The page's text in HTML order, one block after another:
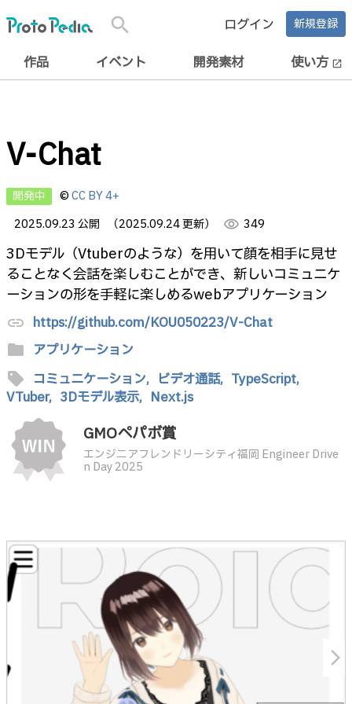
search ログイン 新規登録
作品 イベント 開発素材 使い方 open_in_new
V-Chat
開発中 ©CC BY 4+
2025.09.23 公開
（2025.09.24 更新） visibility 349
3Dモデル（Vtuberのような）を用いて顔を相手に見せ
ることなく会話を楽しむことができ、新しいコミュニケ
ーションの形を手軽に楽しめるwebアプリケーション
link https://github.com/KOU050223/V-Chat
folder アプリケーション
sell コミュニケーション, ビデオ通話, TypeScript,
VTuber, 3Dモデル表示, Next.js
GMOペパボ賞
エンジニアフレンドリーシティ福岡 Engineer Drive
n Day 2025
arrow_forward_ios